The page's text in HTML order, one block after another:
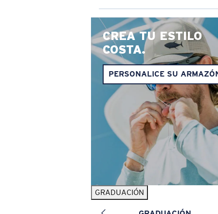
CREA TU ESTILO
COSTA.
PERSONALICE SU
GRADUACIÓN